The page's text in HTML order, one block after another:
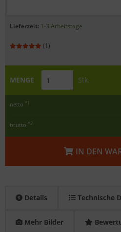
Lieferzeit: 1-3 Arbeitstage
(1)
MENGE Stk.
netto *1
brutto *2
IN DEN
Details Technische
Mehr Bilder